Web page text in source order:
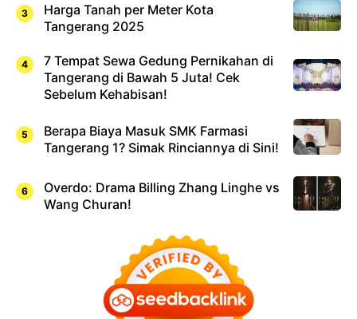
Harga Tanah per Meter Kota
Tangerang 2025
7 Tempat Sewa Gedung Pernikahan di
Tangerang di Bawah 5 Juta! Cek
Sebelum Kehabisan!
Berapa Biaya Masuk SMK Farmasi
Tangerang 1? Simak Rinciannya di Sini!
Overdo: Drama Billing Zhang Linghe vs
Wang Churan!